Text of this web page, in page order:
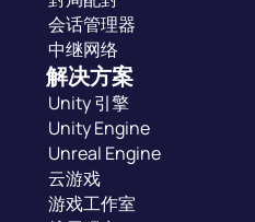
会话管理器
中继网络
解决方案
Unity 引擎
Unity Engine
Unreal Engine
云游戏
游戏工作室